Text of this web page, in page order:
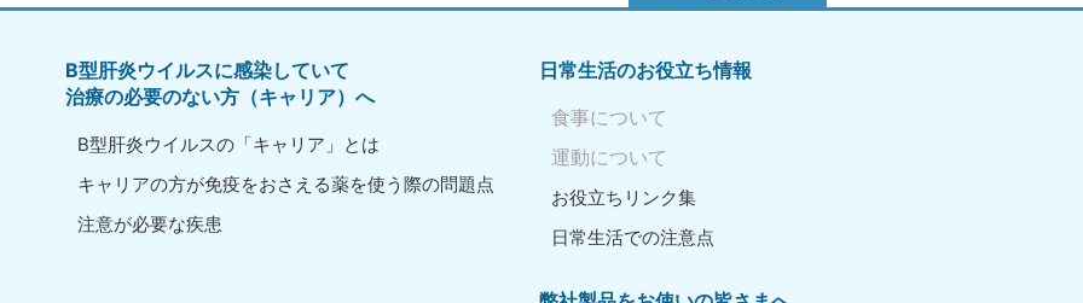
B型肝炎ウイルスに感染していて
治療の必要のない方（キャリア）へ
B型肝炎ウイルスの「キャリア」とは
キャリアの方が免疫をおさえる薬を使う際の問題点
注意が必要な疾患
日常生活のお役立ち情報
食事について
運動について
お役立ちリンク集
日常生活での注意点